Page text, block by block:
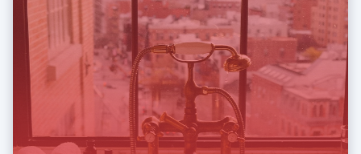
FrançaisItaliano English
Singapur
English 简体中文
Slowakei
Sonderverwaltungsregion Hongkong,